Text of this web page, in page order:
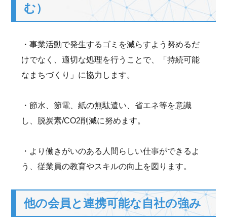
む）
・事業活動で発生するゴミを減らすよう努めるだ
けでなく、適切な処理を行うことで、「持続可能
なまちづくり」に協力します。
・節水、節電、紙の無駄遣い、省エネ等を意識
し、脱炭素/CO2削減に努めます。
・より働きがいのある人間らしい仕事ができるよ
う、従業員の教育やスキルの向上を図ります。
他の会員と連携可能な自社の強み